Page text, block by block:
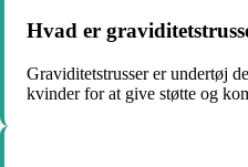
Hvad er
Graviditetstrusser er undertøj
kvinder for at give støtte og